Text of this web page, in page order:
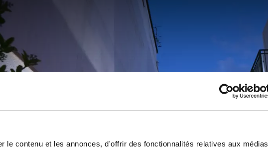
le contenu et les annonces, d'offrir des fonctionnalités relatives aux médias